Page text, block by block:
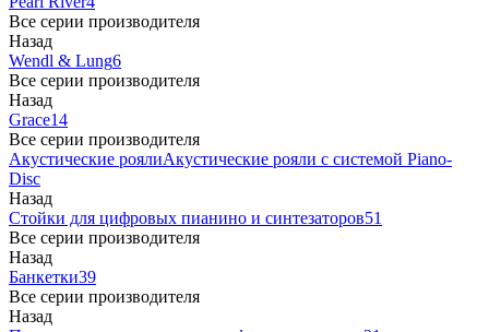
Все серии производителя
Назад
Wendl & Lung6
Все серии производителя
Назад
Grace14
Все серии производителя
Акустические роялиАкустические рояли с системой Piano-
Disc
Назад
Стойки для цифровых пианино и синтезаторов51
Все серии производителя
Назад
Банкетки39
Все серии производителя
Назад